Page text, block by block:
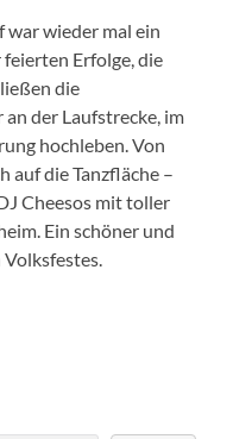
war wieder mal ein
Erfolge, die
die
der Laufstrecke, im
hochleben. Von
auf die Tanzfläche –
Cheesos mit toller
Ein schöner und